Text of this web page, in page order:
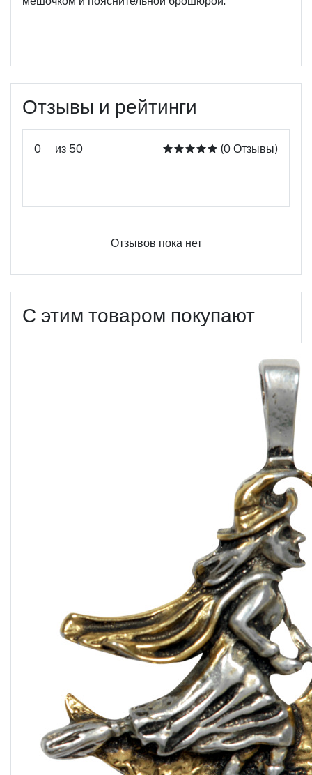
Отзывы и рейтинги
0 из 50 (0 Отзывы)
Отзывов пока нет
С этим товаром покупают